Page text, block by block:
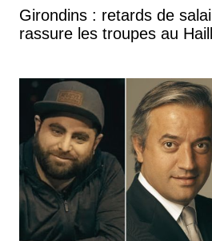
Girondins : retards de
rassure les troupes au